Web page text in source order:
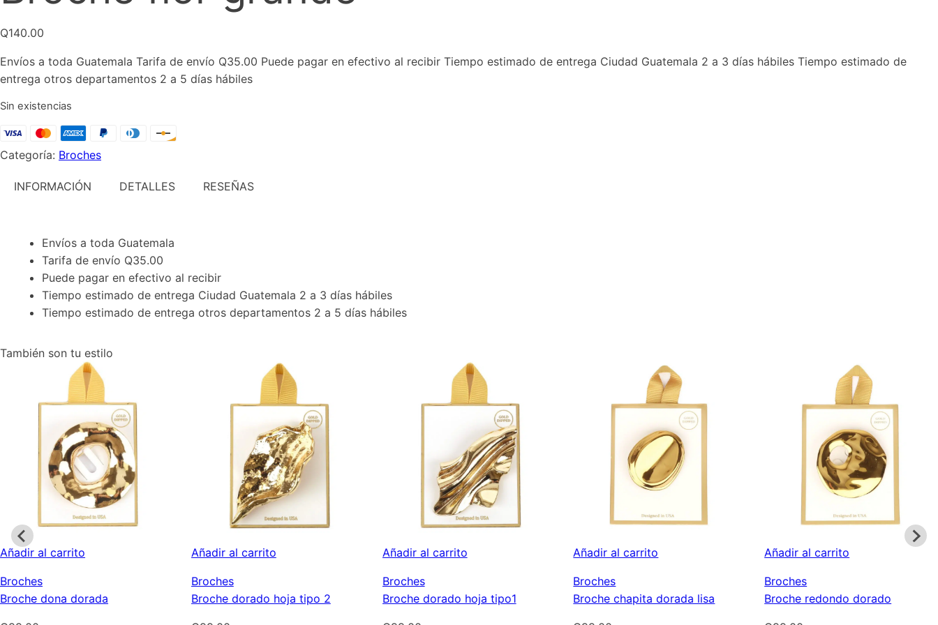
Q140.00
Envíos a toda Guatemala Tarifa de envío Q35.00 Puede pagar en efectivo al recibir Tiempo estimado de entrega Ciudad Guatemala 2 a 3 días hábiles Tiempo estimado de
entrega otros departamentos 2 a 5 días hábiles
Sin existencias
Categoría: Broches
INFORMACIÓN DETALLES RESEÑAS
Envíos a toda Guatemala
Tarifa de envío Q35.00
Puede pagar en efectivo al recibir
Tiempo estimado de entrega Ciudad Guatemala 2 a 3 días hábiles
Tiempo estimado de entrega otros departamentos 2 a 5 días hábiles
También son tu estilo
Añadir al carrito
Broches
Broche dona dorada
Añadir al carrito
Broches
Broche dorado hoja tipo 2
Añadir al carrito
Broches
Broche dorado hoja tipo1
Añadir al carrito
Broches
Broche chapita dorada lisa
Añadir al carrito
Broches
Broche redondo dorado